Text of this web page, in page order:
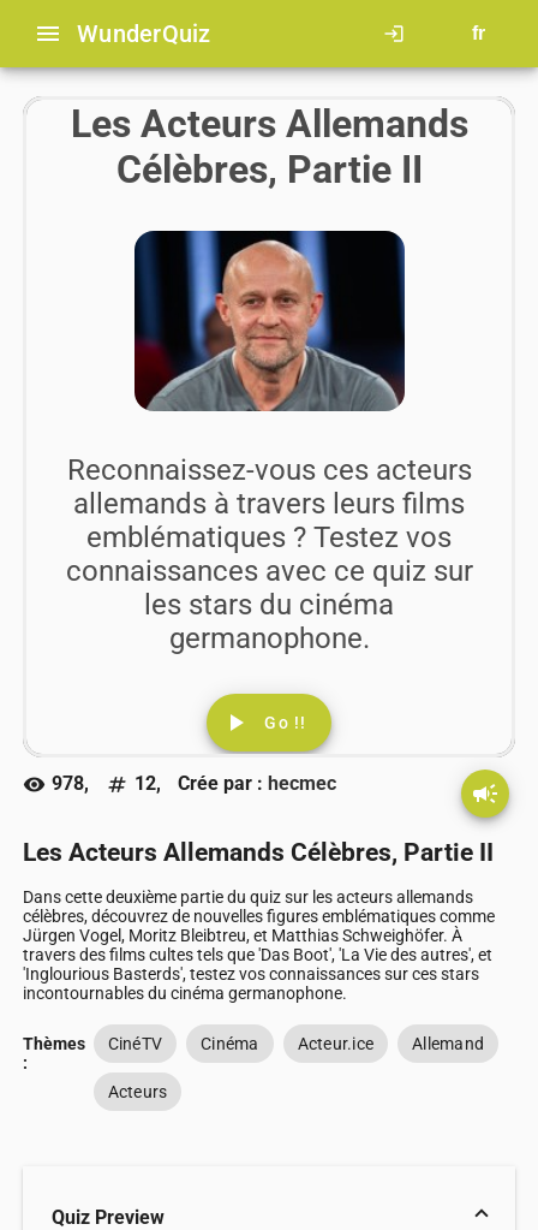
menu WunderQuiz login fr
Les Acteurs Allemands
Célèbres, Partie II
Reconnaissez-vous ces acteurs
allemands à travers leurs films
emblématiques ? Testez vos
connaissances avec ce quiz sur
les stars du cinéma
germanophone.
play_arrow Go !!
visibility 978, numbers 12, Crée par : hecmec campaign
Les Acteurs Allemands Célèbres, Partie II
Dans cette deuxième partie du quiz sur les acteurs allemands
célèbres, découvrez de nouvelles figures emblématiques comme
Jürgen Vogel, Moritz Bleibtreu, et Matthias Schweighöfer. À
travers des films cultes tels que 'Das Boot', 'La Vie des autres', et
'Inglourious Basterds', testez vos connaissances sur ces stars
incontournables du cinéma germanophone.
Thèmes
:
CinéTV Cinéma Acteur.ice Allemand
Acteurs
Quiz Preview